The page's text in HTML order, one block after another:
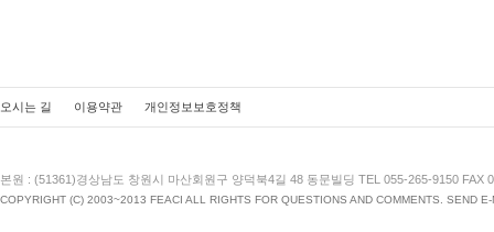
오시는 길 이용약관 개인정보보호정책
본원 : (51361)경상남도 창원시 마산회원구 양덕북4길 48 동문빌딩 TEL 055-265-9150 FAX
COPYRIGHT (C) 2003~2013 FEACI ALL RIGHTS FOR QUESTIONS AND COMMENTS. SEND